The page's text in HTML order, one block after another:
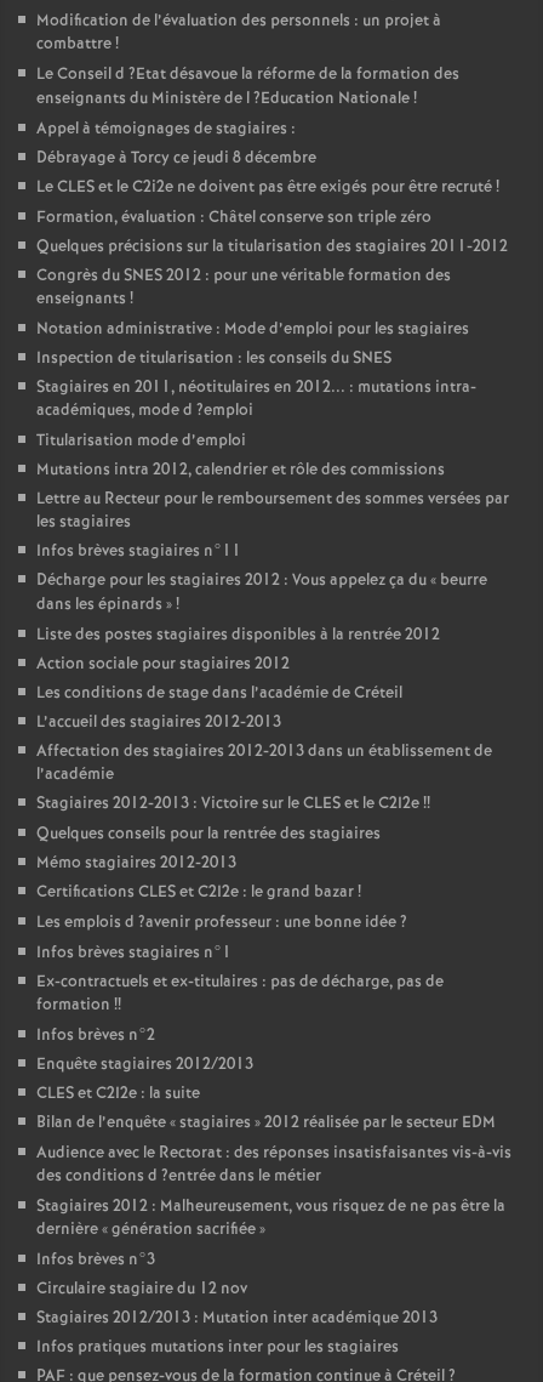
Modification de l’évaluation des personnels : un projet à
combattre!
Le Conseil d ?Etat désavoue la réforme de la formation des
enseignants du Ministère de l?Education Nationale!
Appel à témoignages de stagiaires :
Débrayage à Torcy ce jeudi 8 décembre
LeCLESet le C2i2e ne doivent pas être exigés pour être recruté!
Formation, évaluation : Châtel conserve son triple zéro
Quelques précisions sur la titularisation des stagiaires 2011-2012
Congrès duSNES2012 : pour une véritable formation des
enseignants !
Notation administrative : Mode d’emploi pour les stagiaires
Inspection de titularisation : les conseils duSNES
Stagiaires en 2011, néotitulaires en 2012... : mutations intra-
académiques, mode d ?emploi
Titularisation mode d’emploi
Mutations intra 2012, calendrier et rôle des commissions
Lettre au Recteur pour le remboursement des sommes versées par
les stagiaires
Infos brèves stagiaires n°11
Décharge pour les stagiaires 2012 : Vous appelez ça du « beurre
dans les épinards »!
Liste des postes stagiaires disponibles à la rentrée 2012
Action sociale pour stagiaires 2012
Les conditions de stage dans l’académie de Créteil
L’accueil des stagiaires 2012-2013
Affectation des stagiaires 2012-2013 dans un établissement de
l’académie
Stagiaires 2012-2013 : Victoire sur leCLESet le C2I2e!!
Quelques conseils pour la rentrée des stagiaires
Mémo stagiaires 2012-2013
Certifications CLESet C2I2e : le grand bazar!
Les emplois d ?avenir professeur : une bonne idée?
Infos brèves stagiaires n°1
Ex-contractuels et ex-titulaires : pas de décharge, pas de
formation !!
Infos brèves n°2
Enquête stagiaires 2012/2013
CLESet C2I2e : la suite
Bilan de l’enquête «stagiaires » 2012 réalisée par le secteur EDM
Audience avec le Rectorat : des réponses insatisfaisantes vis-à-vis
des conditions d ?entrée dans le métier
Stagiaires 2012 : Malheureusement, vous risquez de ne pas être la
dernière «génération sacrifiée»
Infos brèves n°3
Circulaire stagiaire du 12 nov
Stagiaires 2012/2013 : Mutation inter académique 2013
Infos pratiques mutations inter pour les stagiaires
PAF : que pensez-vous de la formation continue à Créteil?